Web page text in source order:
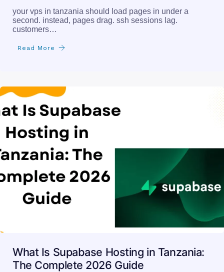
your vps in tanzania should load pages in under a
second. instead, pages drag. ssh sessions lag.
customers…
Read More
What Is Supabase Hosting in Tanzania:
The Complete 2026 Guide